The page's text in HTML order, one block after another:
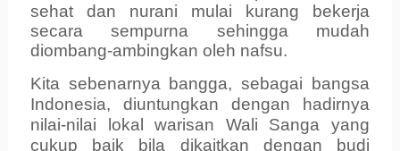
sehat dan nurani mulai kurang bekerja
secara sempurna sehingga mudah
diombang-ambingkan oleh nafsu.
Kita sebenarnya bangga, sebagai bangsa
Indonesia, diuntungkan dengan hadirnya
nilai-nilai lokal warisan Wali Sanga yang
cukup
baik bila dikaitkan dengan budi